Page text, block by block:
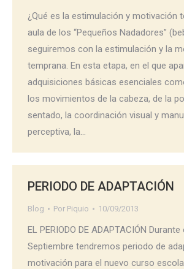
¿Qué es la estimulación y motivación
aula de los “Pequeños Nadadores”
seguiremos con la estimulación y la
temprana. En esta etapa, en el que
adquisiciones básicas esenciales
los movimientos de la cabeza, de la
sentado, la coordinación visual y
perceptiva, la…
PERIODO DE ADAPTACIÓN
Blog Por Piquio 10/09/2013
EL PERIODO DE ADAPTACIÓN
Septiembre tendremos periodo de
motivación para el nuevo curso